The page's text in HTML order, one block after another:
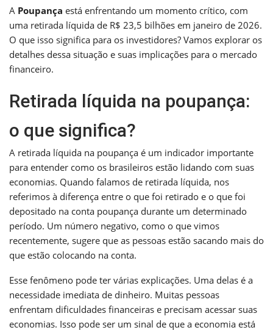
A Poupança está enfrentando um momento crítico, com
uma retirada líquida de R$ 23,5 bilhões em janeiro de 2026.
O que isso significa para os investidores? Vamos explorar os
detalhes dessa situação e suas implicações para o mercado
financeiro.
Retirada líquida na poupança:
o que significa?
A retirada líquida na poupança é um indicador importante
para entender como os brasileiros estão lidando com suas
economias. Quando falamos de retirada líquida, nos
referimos à diferença entre o que foi retirado e o que foi
depositado na conta poupança durante um determinado
período. Um número negativo, como o que vimos
recentemente, sugere que as pessoas estão sacando mais do
que estão colocando na conta.
Esse fenômeno pode ter várias explicações. Uma delas é a
necessidade imediata de dinheiro. Muitas pessoas
enfrentam dificuldades financeiras e precisam acessar suas
economias. Isso pode ser um sinal de que a economia está